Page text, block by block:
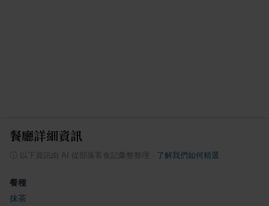
餐廳詳細資訊
以下資訊由 AI 從部落客食記彙整整理 了解我們如何精選
餐種
抹茶